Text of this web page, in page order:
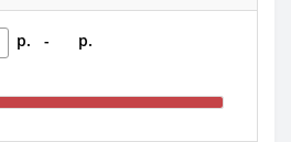
р. - р.